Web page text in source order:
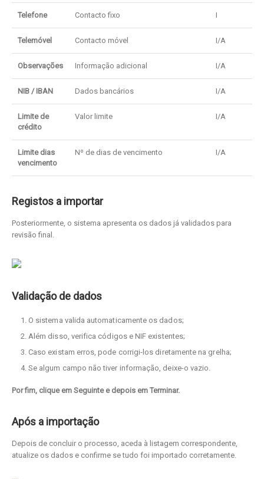
Telefone Contacto fixo I
Telemóvel Contacto móvel I/A
Observações Informação adicional I/A
NIB / IBAN Dados bancários I/A
Limite de
crédito
Valor limite I/A
Limite dias
vencimento
Nº de dias de vencimento I/A
Registos a importar
Posteriormente, o sistema apresenta os dados já validados para
revisão final.
Validação de dados
O sistema valida automaticamente os dados;
Além disso, verifica códigos e NIF existentes;
Caso existam erros, pode corrigi-los diretamente na grelha;
Se algum campo não tiver informação, deixe-o vazio.
Por fim, clique em Seguinte e depois em Terminar.
Após a importação
Depois de concluir o processo, aceda à listagem correspondente,
atualize os dados e confirme se tudo foi importado corretamente.